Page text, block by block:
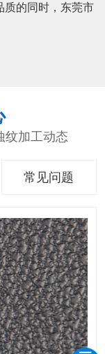
质的同时，东莞市
纹加工动态
常见问题